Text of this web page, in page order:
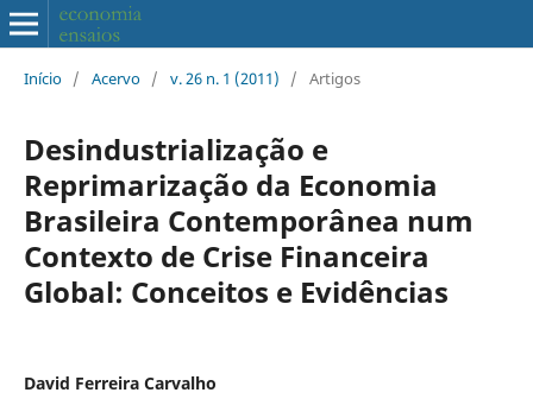
Início / Acervo / v. 26 n. 1 (2011) / Artigos
Desindustrialização e
Reprimarização da Economia
Brasileira Contemporânea num
Contexto de Crise Financeira
Global: Conceitos e Evidências
David Ferreira Carvalho